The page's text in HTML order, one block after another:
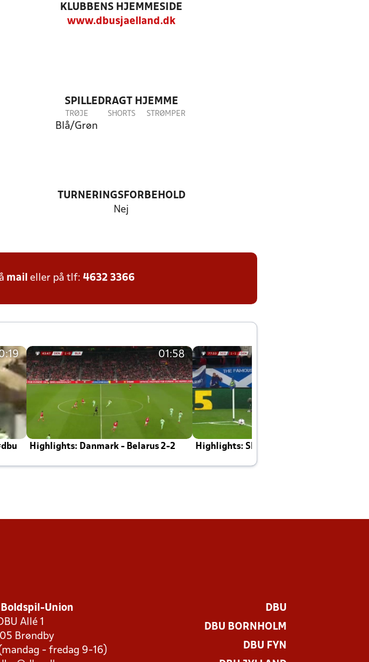
KLUBBENS HJEMMESIDE
www.dbusjaelland.dk
SPILLEDRAGT HJEMME
TRØJE
Blå/Grøn
SHORTS STRØMPER
TURNERINGSFORBEHOLD
Nej
mail eller på tlf: 4632 3366
01:58
Highlights: Danmark - Belarus 2-2 Highlights: Skotland - Danmark 4-2
Boldspil-Union
Allé 1
Brøndby
- fredag 9-16)
DBU
DBU BORNHOLM
DBU FYN